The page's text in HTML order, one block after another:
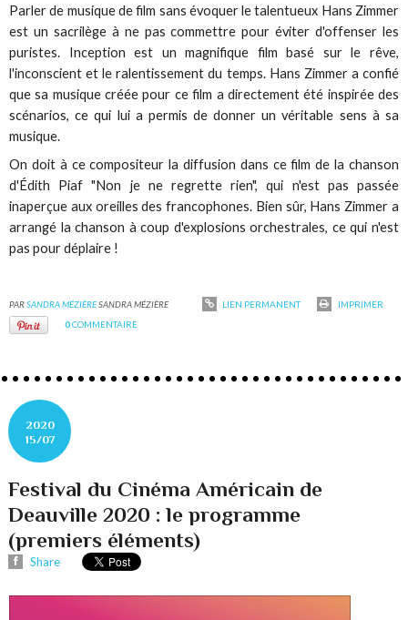
Parler de musique de film sans évoquer le talentueux Hans Zimmer
est un sacrilège à ne pas commettre pour éviter d'offenser les
puristes. Inception est un magnifique film basé sur le rêve,
l'inconscient et le ralentissement du temps. Hans Zimmer a confié
que sa musique créée pour ce film a directement été inspirée des
scénarios, ce qui lui a permis de donner un véritable sens à sa
musique.
On doit à ce compositeur la diffusion dans ce film de la chanson
d'Édith Piaf "Non je ne regrette rien", qui n'est pas passée
inaperçue aux oreilles des francophones. Bien sûr, Hans Zimmer a
arrangé la chanson à coup d'explosions orchestrales, ce qui n'est
pas pour déplaire !
PARSANDRA MÉZIÈRESANDRA MÉZIÈRE LIEN PERMANENT
IMPRIMER
0COMMENTAIRE
2020
15/07
Festival du Cinéma Américain de
Deauville 2020 : le programme
(premiers éléments)
Share